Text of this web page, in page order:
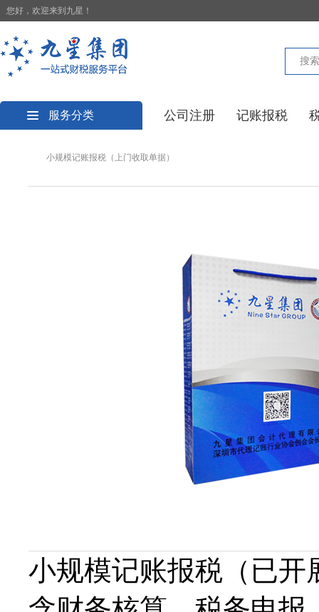
您好，欢迎来到九星！
服务分类 公司注册 记账报税
小规模记账报税（上门收取单据）
小规模记账报税（已开